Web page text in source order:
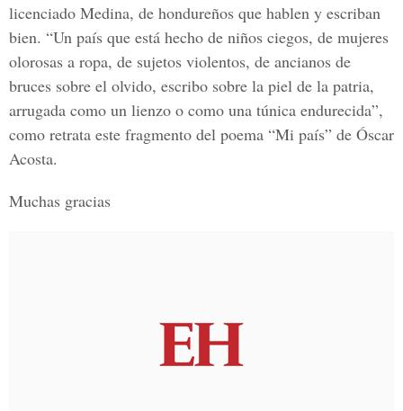
licenciado Medina, de hondureños que hablen y escriban
bien. “Un país que está hecho de niños ciegos, de mujeres
olorosas a ropa, de sujetos violentos, de ancianos de
bruces sobre el olvido, escribo sobre la piel de la patria,
arrugada como un lienzo o como una túnica endurecida”,
como retrata este fragmento del poema “Mi país” de Óscar
Acosta.
Muchas gracias